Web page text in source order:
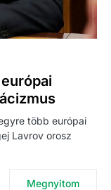
több európai
Lavrov orosz
Megnyitom